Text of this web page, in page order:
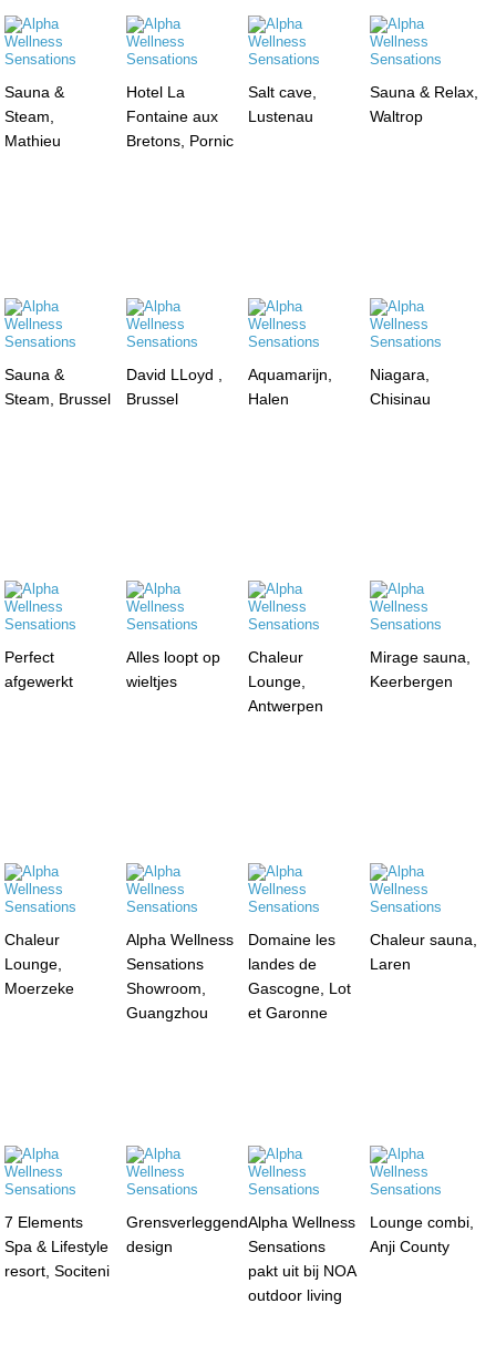
Sauna &
Steam,
Mathieu
Hotel La
Fontaine aux
Bretons, Pornic
Salt cave,
Lustenau
Sauna & Relax,
Waltrop
Sauna &
Steam, Brussel
David LLoyd ,
Brussel
Aquamarijn,
Halen
Niagara,
Chisinau
Perfect
afgewerkt
Alles loopt op
wieltjes
Chaleur
Lounge,
Antwerpen
Mirage sauna,
Keerbergen
Chaleur
Lounge,
Moerzeke
Alpha Wellness
Sensations
Showroom,
Guangzhou
Domaine les
landes de
Gascogne, Lot
et Garonne
Chaleur sauna,
Laren
7 Elements
Spa & Lifestyle
resort, Sociteni
Grensverleggend
design
Alpha Wellness
Sensations
pakt uit bij NOA
outdoor living
Lounge combi,
Anji County